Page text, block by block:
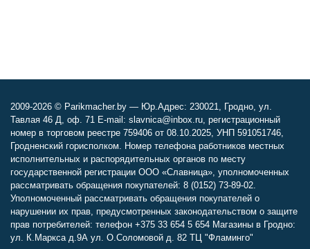
2009-2026 © Parikmacher.by — Юр.Адрес: 230021, Гродно, ул.
Тавлая 46 Д, оф. 71 E-mail: slavnica@inbox.ru, регистрационный
номер в торговом реестре 759406 от 08.10.2025, УНП 591051746,
Гродненский горисполком. Номер телефона работников местных
исполнительных и распорядительных органов по месту
государственной регистрации ООО «Славница», уполномоченных
рассматривать обращения покупателей: 8 (0152) 73-89-02.
Уполномоченный рассматривать обращения покупателей о
нарушении их прав, предусмотренных законодательством о защите
прав потребителей: телефон +375 33 654 5 654 Магазины в Гродно:
ул. К.Маркса д.9А ул. О.Соломовой д. 82 ТЦ "Фламинго"